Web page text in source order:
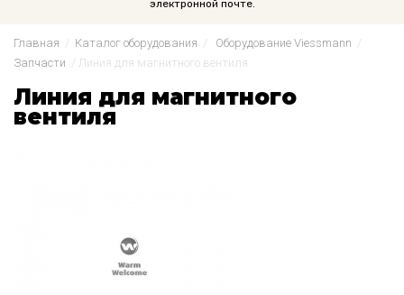
электронной почте.
Главная Каталог оборудования Оборудование Viessmann
Запчасти
Линия для магнитного вентиля
Линия для магнитного
вентиля